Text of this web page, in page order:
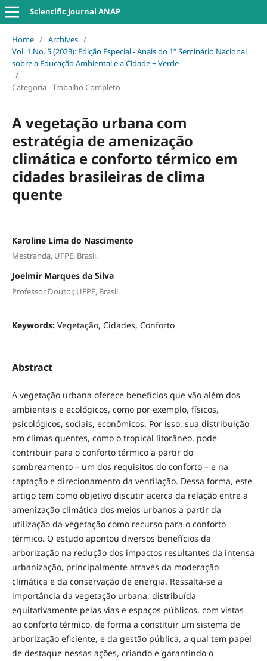
Scientific Journal ANAP
Home / Archives /
Vol. 1 No. 5 (2023): Edição Especial - Anais do 1º Seminário Nacional
sobre a Educação Ambiental e a Cidade + Verde
/
Categoria - Trabalho Completo
A vegetação urbana com
estratégia de amenização
climática e conforto térmico em
cidades brasileiras de clima
quente
Karoline Lima do Nascimento
Mestranda, UFPE, Brasil.
Joelmir Marques da Silva
Professor Doutor, UFPE, Brasil.
Keywords: Vegetação, Cidades, Conforto
Abstract
A vegetação urbana oferece benefícios que vão além dos
ambientais e ecológicos, como por exemplo, físicos,
psicológicos, sociais, econômicos. Por isso, sua distribuição
em climas quentes, como o tropical litorâneo, pode
contribuir para o conforto térmico a partir do
sombreamento – um dos requisitos do conforto – e na
captação e direcionamento da ventilação. Dessa forma, este
artigo tem como objetivo discutir acerca da relação entre a
amenização climática dos meios urbanos a partir da
utilização da vegetação como recurso para o conforto
térmico. O estudo apontou diversos benefícios da
arborização na redução dos impactos resultantes da intensa
urbanização, principalmente através da moderação
climática e da conservação de energia. Ressalta-se a
importância da vegetação urbana, distribuída
equitativamente pelas vias e espaços públicos, com vistas
ao conforto térmico, de forma a constituir um sistema de
arborização eficiente, e da gestão pública, a qual tem papel
de destaque nessas ações, criando e garantindo o